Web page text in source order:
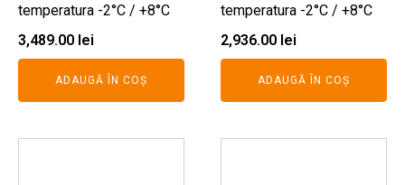
temperatura -2°C / +8°C
3,489.00 lei
ADAUGĂ ÎN COȘ
temperatura -2°C / +8°C
2,936.00 lei
ADAUGĂ ÎN COȘ